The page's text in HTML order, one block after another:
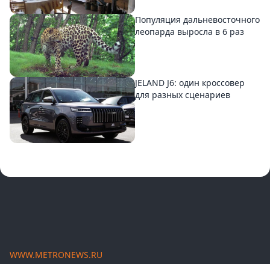
Популяция дальневосточного
леопарда выросла в 6 раз
JELAND J6: один кроссовер
для разных сценариев
WWW.METRONEWS.RU